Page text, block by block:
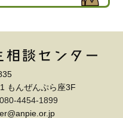
もんぜんぷら座3F
080-4454-1899